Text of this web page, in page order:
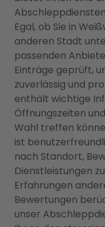
Egal, ob Sie in
anderen Stadt
passenden
Einträge geprüft,
zuverlässig und
enthält wichtige
Öffnungszeiten
Wahl treffen
ist
nach Standort,
Dienstleistungen
Erfahrungen
Bewertungen
unser